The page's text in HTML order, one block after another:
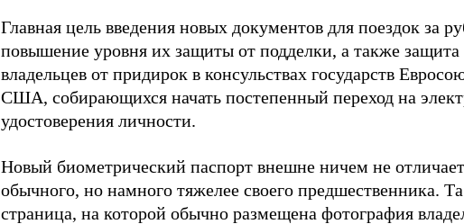
Главная цель введения новых документов для поездок за
повышение уровня их защиты от подделки, а также защита
владельцев от придирок в консульствах государств
США, собирающихся начать постепенный переход на
удостоверения личности.
Новый биометрический паспорт внешне ничем не
обычного, но намного тяжелее своего предшественника. Та
страница, на которой обычно размещена фотография